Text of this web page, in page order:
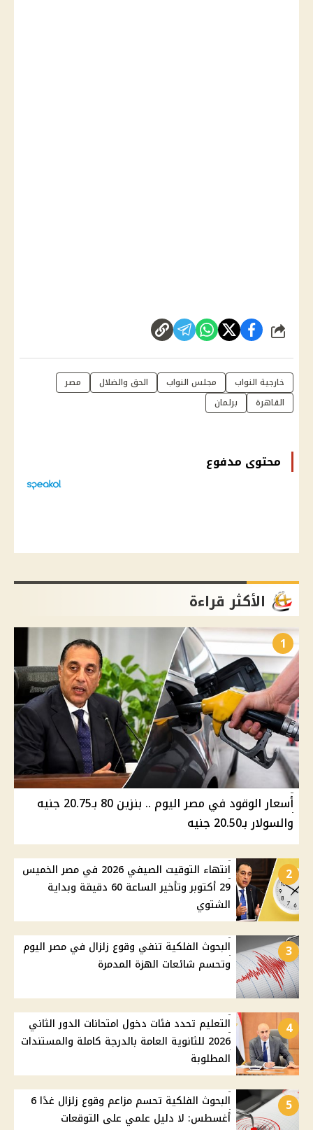
شارك
خارجية النواب مجلس النواب الحق والضلال
مصر
القاهرة
برلمان
محتوى مدفوع
الأكثر قراءة
1
أسعار الوقود في مصر اليوم .. بنزين 80 بـ20.75 جنيه
والسولار بـ20.50 جنيه
2
انتهاء التوقيت الصيفي 2026 في مصر الخميس
29 أكتوبر وتأخير الساعة 60 دقيقة وبداية
الشتوي
3
البحوث الفلكية تنفي وقوع زلزال في مصر اليوم
وتحسم شائعات الهزة المدمرة
4
التعليم تحدد فئات دخول امتحانات الدور الثاني
2026 للثانوية العامة بالدرجة كاملة والمستندات
المطلوبة
5
البحوث الفلكية تحسم مزاعم وقوع زلزال غدًا 6
أغسطس: لا دليل علمي على التوقعات